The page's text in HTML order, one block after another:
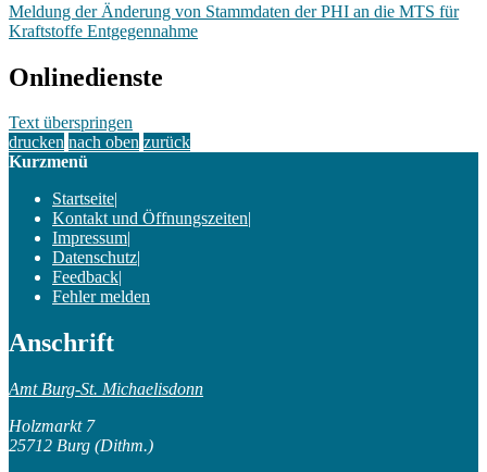
Meldung der Änderung von Stammdaten der PHI an die MTS für
Kraftstoffe Entgegennahme
Onlinedienste
Text überspringen
drucken nach oben zurück
Kurzmenü
Startseite|
Kontakt und Öffnungszeiten|
Impressum|
Datenschutz|
Feedback|
Fehler melden
Anschrift
Amt Burg-St. Michaelisdonn
Holzmarkt 7
25712 Burg (Dithm.)